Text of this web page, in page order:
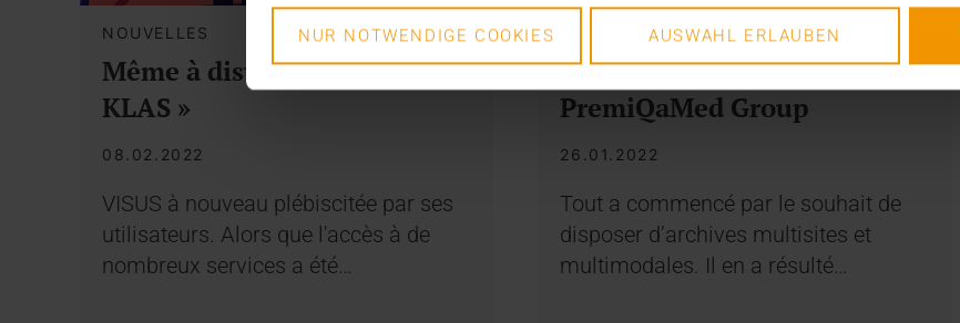
NUR NOTWENDIGE COOKIES AUSWAHL ERLAUBEN
NOUVELLES
Même à distance – « Best in
KLAS »
08.02.2022
VISUS à nouveau plébiscitée par ses
utilisateurs. Alors que l'accès à de
nombreux services a été…
JiveX au sein de
PremiQaMed Group
26.01.2022
Tout a commencé par le souhait de
disposer d’archives multisites et
multimodales. Il en a résulté…